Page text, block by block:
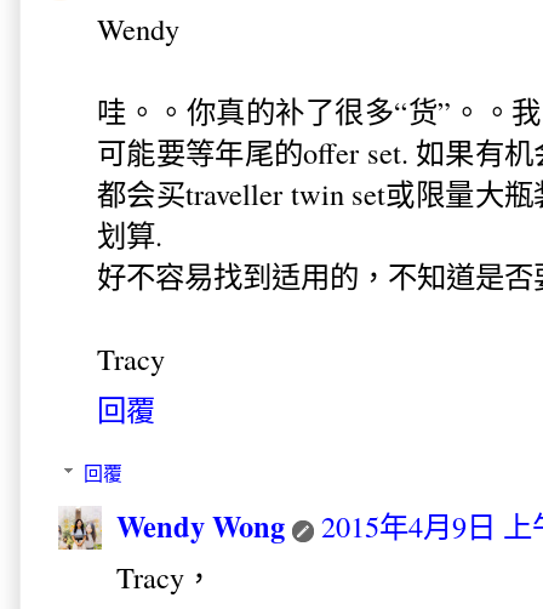
Wendy
哇。。你真的补了很多“货”。。
可能要等年尾的offer set. 如果有
都会买traveller twin set或限量大
划算.
好不容易找到适用的，不知道是
Tracy
回覆
回覆
Wendy Wong
2015年4月9日 上
Tracy，